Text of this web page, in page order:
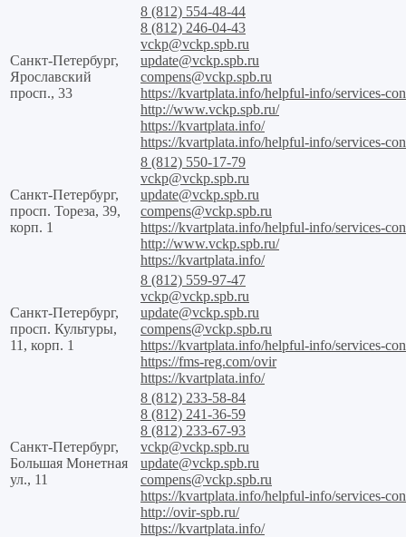
Санкт-Петербург,
Ярославский
просп., 33
8 (812) 554-48-44
8 (812) 246-04-43
vckp@vckp.spb.ru
update@vckp.spb.ru
compens@vckp.spb.ru
https://kvartplata.info/helpful-info/services-
http://www.vckp.spb.ru/
https://kvartplata.info/
https://kvartplata.info/helpful-info/services-
Санкт-Петербург,
просп. Тореза, 39,
корп. 1
8 (812) 550-17-79
vckp@vckp.spb.ru
update@vckp.spb.ru
compens@vckp.spb.ru
https://kvartplata.info/helpful-info/services-
http://www.vckp.spb.ru/
https://kvartplata.info/
Санкт-Петербург,
просп. Культуры,
11, корп. 1
8 (812) 559-97-47
vckp@vckp.spb.ru
update@vckp.spb.ru
compens@vckp.spb.ru
https://kvartplata.info/helpful-info/services-
https://fms-reg.com/ovir
https://kvartplata.info/
Санкт-Петербург,
Большая Монетная
ул., 11
8 (812) 233-58-84
8 (812) 241-36-59
8 (812) 233-67-93
vckp@vckp.spb.ru
update@vckp.spb.ru
compens@vckp.spb.ru
https://kvartplata.info/helpful-info/services-
http://ovir-spb.ru/
https://kvartplata.info/